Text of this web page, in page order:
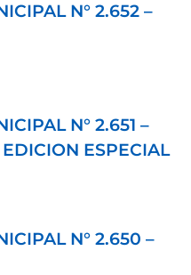
N° 2.652 –
N° 2.651 –
ESPECIAL
N° 2.650 –